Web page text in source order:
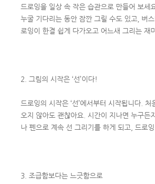
드로잉을 일상 속 작은 습관으로 만들어 보
누굴 기다리는 동안 잠깐 그릴 수도 있고, 버
로잉이 한결 쉽게 다가오고 어느새 그리는 재
2. 그림의 시작은 ‘선’이다!
드로잉의 시작은 ‘선’에서부터 시작됩니다.
오지 않아도 괜찮아요. 시간이 지나면 누구든
나 펜으로 계속 선 그리기를 하게 되고, 드로
3. 조급함보다는 느긋함으로